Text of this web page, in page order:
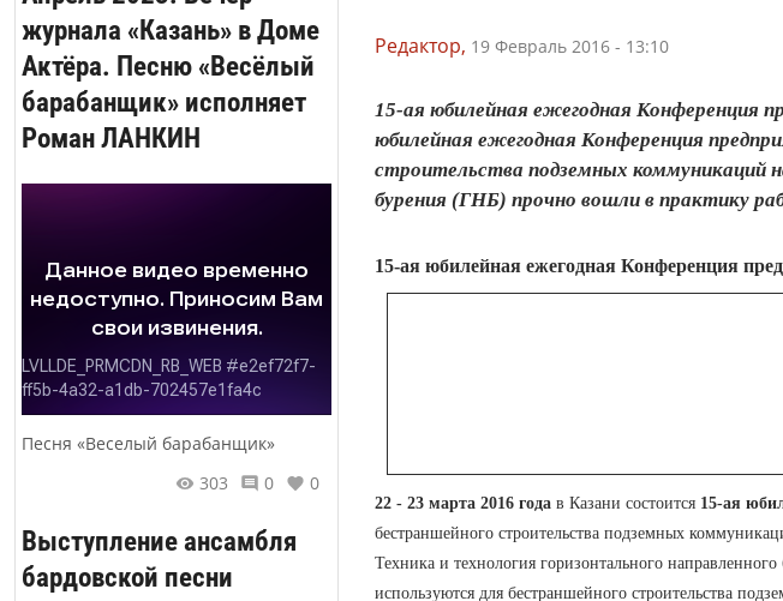
журнала «Казань» в Доме
Актёра. Песню «Весёлый
барабанщик» исполняет
Роман ЛАНКИН
Песня «Веселый барабанщик»
303
0 0
Выступление ансамбля
бардовской песни
Редактор, 19 Февраль 2016 - 13:10
15-ая юбилейная ежегодная Конференция
юбилейная ежегодная Конференция
строительства подземных коммуникаций
бурения (ГНБ) прочно вошли в практику
15-ая юбилейная ежегодная Конференция
22 - 23 марта 2016 года в Казани состоится 15-ая
бестраншейного строительства подземных
Техника и технология горизонтального
используются для бестраншейного строительства